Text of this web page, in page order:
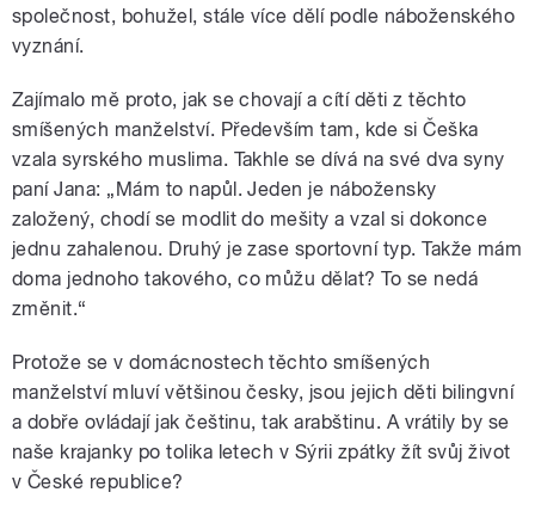
společnost, bohužel, stále více dělí podle náboženského
vyznání.
Zajímalo mě proto, jak se chovají a cítí děti z těchto
smíšených manželství. Především tam, kde si Češka
vzala syrského muslima. Takhle se dívá na své dva syny
paní Jana: „Mám to napůl. Jeden je nábožensky
založený, chodí se modlit do mešity a vzal si dokonce
jednu zahalenou. Druhý je zase sportovní typ. Takže mám
doma jednoho takového, co můžu dělat? To se nedá
změnit.“
Protože se v domácnostech těchto smíšených
manželství mluví většinou česky, jsou jejich děti bilingvní
a dobře ovládají jak češtinu, tak arabštinu. A vrátily by se
naše krajanky po tolika letech v Sýrii zpátky žít svůj život
v České republice?